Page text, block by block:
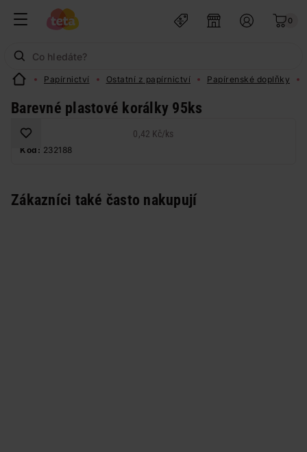
0
Papírnictví Ostatní z papírnictví Papírenské doplňky
Barevné plastové korálky 95ks
0,42 Kč/ks
Kód: 232188
Zákazníci také často nakupují